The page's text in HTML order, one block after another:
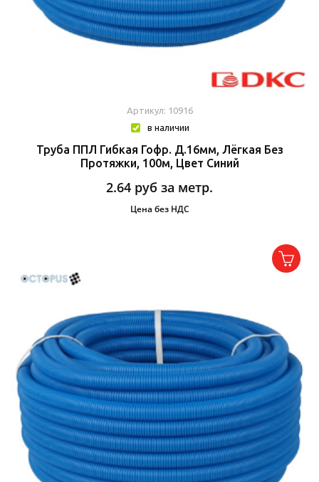
Артикул: 10916
в наличии
Труба ППЛ Гибкая Гофр. Д.16мм, Лёгкая Без
Протяжки, 100м, Цвет Синий
2.64 руб за метр.
Цена без НДС